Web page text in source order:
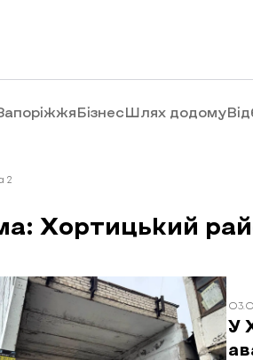
БізнесШлях додому
2
Хортицький
У